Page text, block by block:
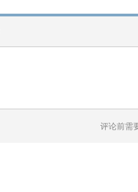
评论前需